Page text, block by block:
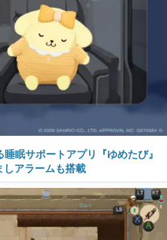
眠サポートアプリ『ゆめたび』
アラームも搭載